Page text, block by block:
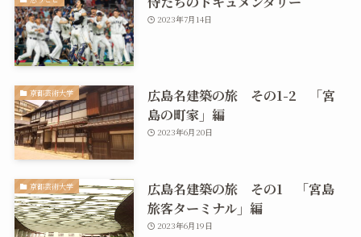
2023年7月14日
京都芸術大学
広島名建築の旅 その1-2 「宮
島の町家」編
2023年6月20日
京都芸術大学
広島名建築の旅 その1 「宮島
旅客ターミナル」編
2023年6月19日